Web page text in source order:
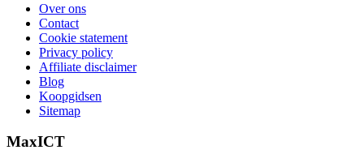
Over ons
Contact
Cookie statement
Privacy policy
Affiliate disclaimer
Blog
Koopgidsen
Sitemap
MaxICT